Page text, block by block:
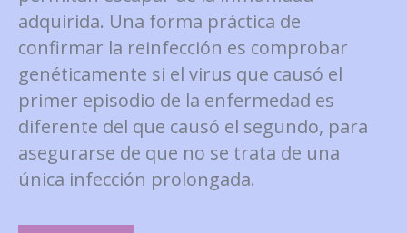
adquirida. Una forma práctica de
confirmar la reinfección es comprobar
genéticamente si el virus que causó el
primer episodio de la enfermedad es
diferente del que causó el segundo, para
asegurarse de que no se trata de una
única infección prolongada.